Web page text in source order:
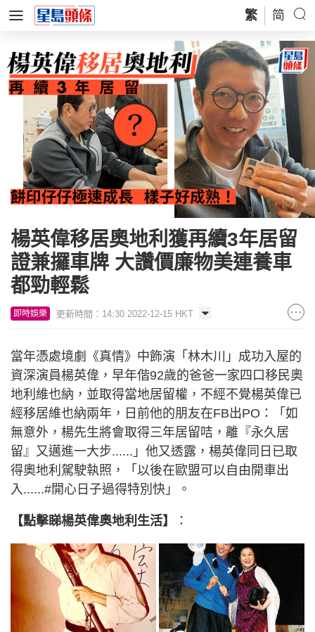
繁 简
楊英偉移居奧地利獲再續3年居留
證兼攞車牌 大讚價廉物美連養車
都勁輕鬆
即時娛樂 更新時間：14:30 2022-12-15 HKT
當年憑處境劇《真情》中飾演「林木川」成功入屋的
資深演員楊英偉，早年偕92歲的爸爸一家四口移民奧
地利維也納，並取得當地居留權，不經不覺楊英偉已
經移居維也納兩年，日前他的朋友在FB出PO：「如
無意外，楊先生將會取得三年居留咭，離『永久居
留』又邁進一大步......」他又透露，楊英偉同日已取
得奧地利駕駛執照，「以後在歐盟可以自由開車出
入......#開心日子過得特別快」。
【點擊睇楊英偉奧地利生活】 ：